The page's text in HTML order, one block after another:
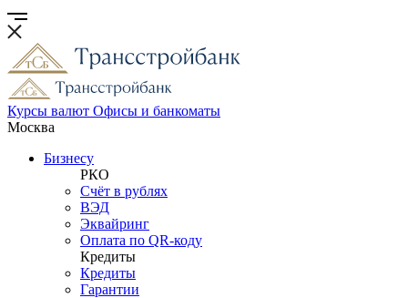
Курсы валют Офисы и банкоматы
Москва
Бизнесу
РКО
Счёт в рублях
ВЭД
Эквайринг
Оплата по QR-коду
Кредиты
Кредиты
Гарантии